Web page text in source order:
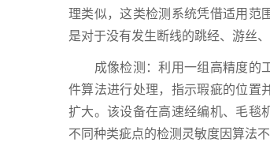
理类似，这类检测系统凭借适用范
是对于没有发生断线的跳经、游丝
成像检测：利用一组高精度的工
件算法进行处理，指示瑕疵的位置
扩大。该设备在高速经编机、毛毯
不同种类疵点的检测灵敏度因算法